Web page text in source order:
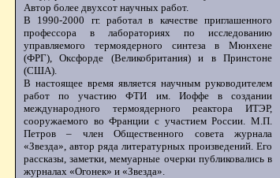
Автор более двухсот научных работ.
В 1990-2000 гг. работал в качестве приглашенного
профессора в лабораториях по исследованию
управляемого термоядерного синтеза в Мюнхене
(ФРГ), Оксфорде (Великобритания) и в Принстоне
(США).
В настоящее время является научным руководителем
работ по участию ФТИ им. Иоффе в создании
международного термоядерного реактора ИТЭР,
сооружаемого во Франции с участием России. М.П.
Петров – член Общественного совета журнала
«Звезда», автор ряда литературных произведений. Его
рассказы, заметки, мемуарные очерки публиковались в
журналах «Огонек» и «Звезда».